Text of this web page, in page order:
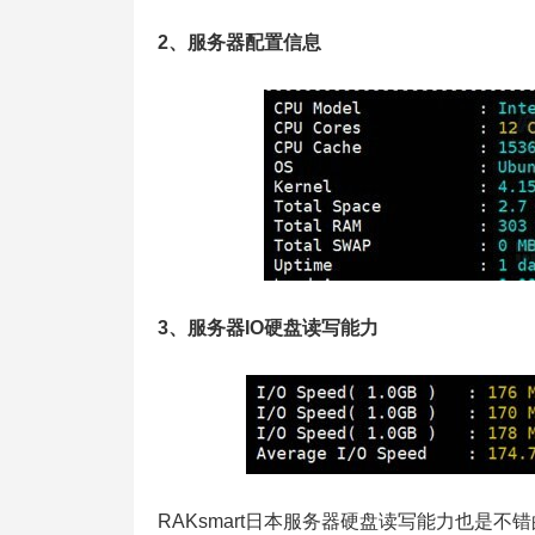
2、服务器配置信息
3、服务器IO硬盘读写能力
RAKsmart日本服务器硬盘读写能力也是不